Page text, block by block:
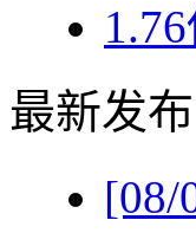
最新发布
[08/